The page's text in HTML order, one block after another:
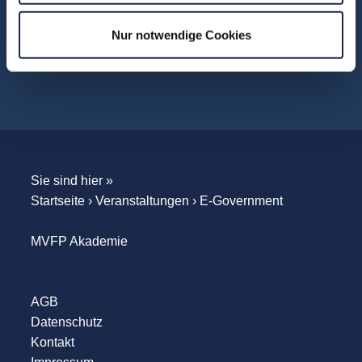
Nur notwendige Cookies
WebSeminare
Workshops
Sie sind hier »
Startseite› Veranstaltungen › E-Government
MVFP Akademie
AGB
Datenschutz
Kontakt